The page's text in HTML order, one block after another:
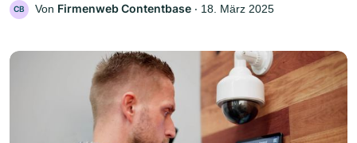
CB Von Firmenweb Contentbase ‧ 18. März 2025